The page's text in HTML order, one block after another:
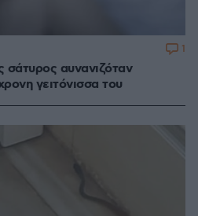
αυνανιζόταν
γειτόνισσα του
1